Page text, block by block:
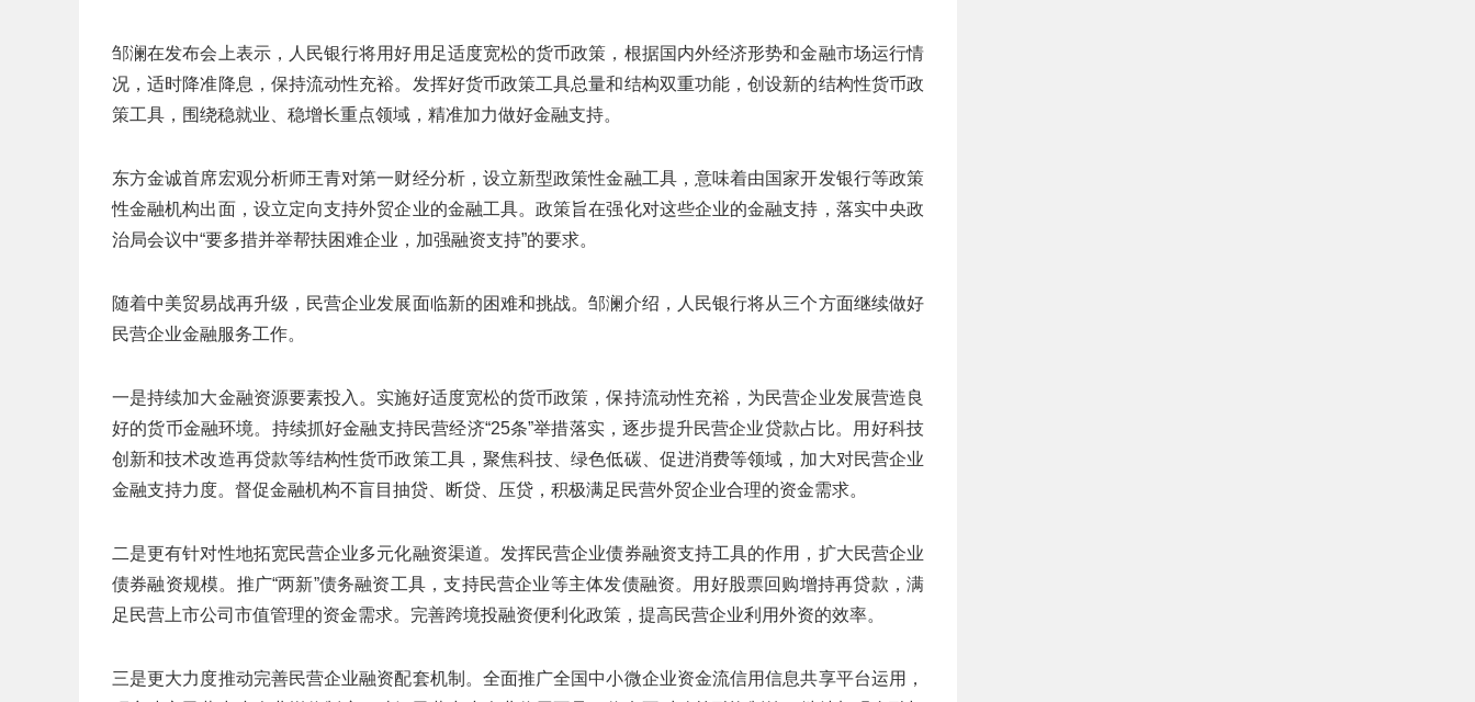
邹澜在发布会上表示，人民银行将用好用足适度宽松的货币政策，根据国内外经济形势和金融市场运行情
况，适时降准降息，保持流动性充裕。发挥好货币政策工具总量和结构双重功能，创设新的结构性货币政
策工具，围绕稳就业、稳增长重点领域，精准加力做好金融支持。
东方金诚首席宏观分析师王青对第一财经分析，设立新型政策性金融工具，意味着由国家开发银行等政策
性金融机构出面，设立定向支持外贸企业的金融工具。政策旨在强化对这些企业的金融支持，落实中央政
治局会议中“要多措并举帮扶困难企业，加强融资支持”的要求。
随着中美贸易战再升级，民营企业发展面临新的困难和挑战。邹澜介绍，人民银行将从三个方面继续做好
民营企业金融服务工作。
一是持续加大金融资源要素投入。实施好适度宽松的货币政策，保持流动性充裕，为民营企业发展营造良
好的货币金融环境。持续抓好金融支持民营经济“25条”举措落实，逐步提升民营企业贷款占比。用好科技
创新和技术改造再贷款等结构性货币政策工具，聚焦科技、绿色低碳、促进消费等领域，加大对民营企业
金融支持力度。督促金融机构不盲目抽贷、断贷、压贷，积极满足民营外贸企业合理的资金需求。
二是更有针对性地拓宽民营企业多元化融资渠道。发挥民营企业债券融资支持工具的作用，扩大民营企业
债券融资规模。推广“两新”债务融资工具，支持民营企业等主体发债融资。用好股票回购增持再贷款，满
足民营上市公司市值管理的资金需求。完善跨境投融资便利化政策，提高民营企业利用外资的效率。
三是更大力度推动完善民营企业融资配套机制。全面推广全国中小微企业资金流信用信息共享平台运用，